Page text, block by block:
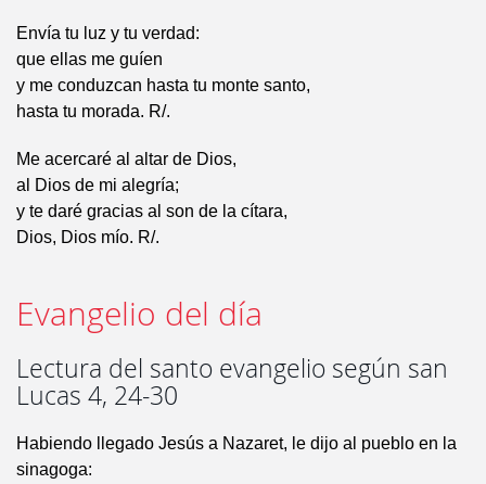
Envía tu luz y tu verdad:
que ellas me guíen
y me conduzcan hasta tu monte santo,
hasta tu morada. R/.
Me acercaré al altar de Dios,
al Dios de mi alegría;
y te daré gracias al son de la cítara,
Dios, Dios mío. R/.
Evangelio del día
Lectura del santo evangelio según san
Lucas 4, 24-30
Habiendo llegado Jesús a Nazaret, le dijo al pueblo en la
sinagoga: